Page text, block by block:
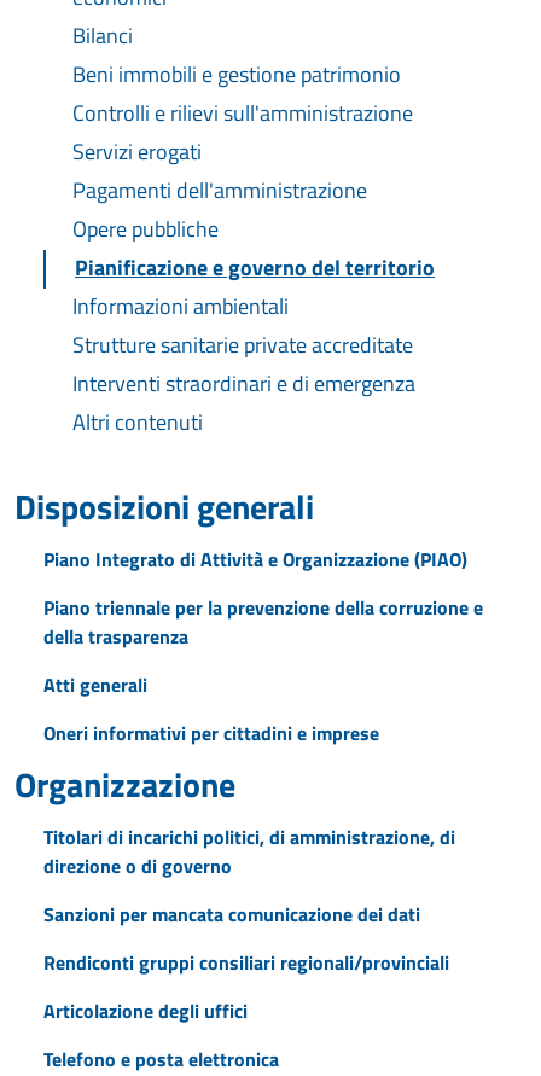
Bilanci
Beni immobili e gestione patrimonio
Controlli e rilievi sull'amministrazione
Servizi erogati
Pagamenti dell'amministrazione
Opere pubbliche
Pianificazione e governo del territorio
Informazioni ambientali
Strutture sanitarie private accreditate
Interventi straordinari e di emergenza
Altri contenuti
Disposizioni generali
Piano Integrato di Attività e Organizzazione (PIAO)
Piano triennale per la prevenzione della corruzione e
della trasparenza
Atti generali
Oneri informativi per cittadini e imprese
Organizzazione
Titolari di incarichi politici, di amministrazione, di
direzione o di governo
Sanzioni per mancata comunicazione dei dati
Rendiconti gruppi consiliari regionali/provinciali
Articolazione degli uffici
Telefono e posta elettronica